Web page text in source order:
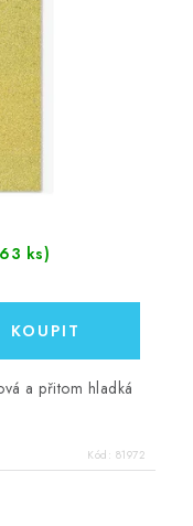
ks)
a přitom hladká
Kód: 81972